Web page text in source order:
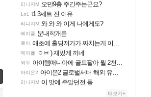
리니지M 오만9층 주긴주는군요?
LoL t1 3세트 진 이유
리니지M 와 와 와 이게 나에게도?
메이플 분내학개론
로아 애초에 홀딩저가가 짜치는게 이거임 ㅋㅋ
메이플 ㅇㅂ ) 재밌게 까네
와우 아이템매니아에 골드팔아 월 2천만원 넘게 버는 인간 있던데
아이온2 아이온2 글로벌서버 해외 유저 반응
리니지M 이 맛에 주말던전 돔
더보기+